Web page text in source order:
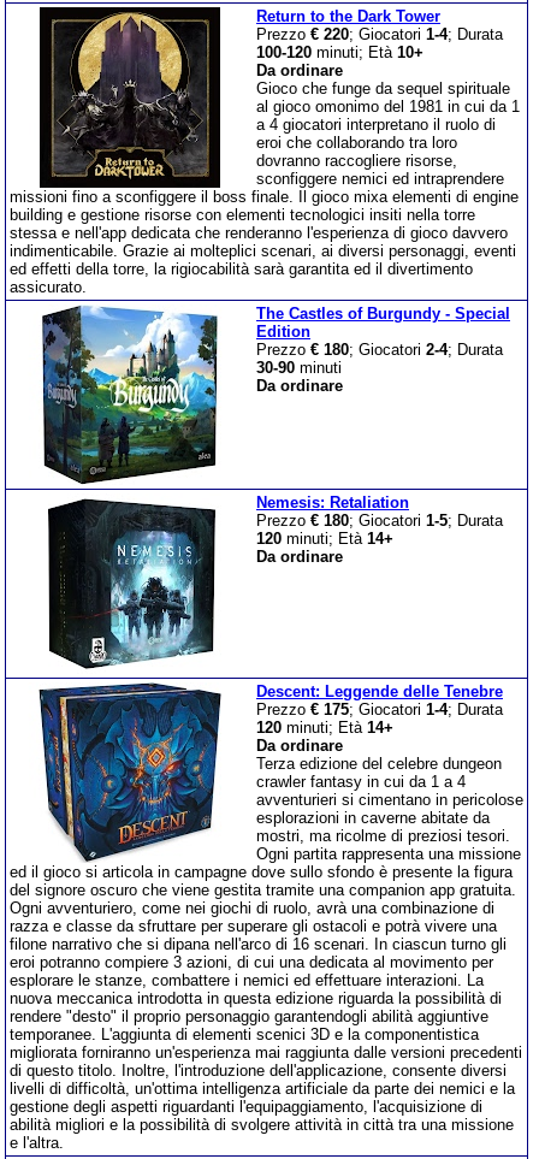
Return to the Dark Tower
Prezzo € 220; Giocatori 1-4; Durata
100-120 minuti; Età 10+
Da ordinare
Gioco che funge da sequel spirituale
al gioco omonimo del 1981 in cui da 1
a 4 giocatori interpretano il ruolo di
eroi che collaborando tra loro
dovranno raccogliere risorse,
sconfiggere nemici ed intraprendere
missioni fino a sconfiggere il boss finale. Il gioco mixa elementi di engine
building e gestione risorse con elementi tecnologici insiti nella torre
stessa e nell'app dedicata che renderanno l'esperienza di gioco davvero
indimenticabile. Grazie ai molteplici scenari, ai diversi personaggi, eventi
ed effetti della torre, la rigiocabilità sarà garantita ed il divertimento
assicurato.
The Castles of Burgundy - Special
Edition
Prezzo € 180; Giocatori 2-4; Durata
30-90 minuti
Da ordinare
Nemesis: Retaliation
Prezzo € 180; Giocatori 1-5; Durata
120 minuti; Età 14+
Da ordinare
Descent: Leggende delle Tenebre
Prezzo € 175; Giocatori 1-4; Durata
120 minuti; Età 14+
Da ordinare
Terza edizione del celebre dungeon
crawler fantasy in cui da 1 a 4
avventurieri si cimentano in pericolose
esplorazioni in caverne abitate da
mostri, ma ricolme di preziosi tesori.
Ogni partita rappresenta una missione
ed il gioco si articola in campagne dove sullo sfondo è presente la figura
del signore oscuro che viene gestita tramite una companion app gratuita.
Ogni avventuriero, come nei giochi di ruolo, avrà una combinazione di
razza e classe da sfruttare per superare gli ostacoli e potrà vivere una
filone narrativo che si dipana nell'arco di 16 scenari. In ciascun turno gli
eroi potranno compiere 3 azioni, di cui una dedicata al movimento per
esplorare le stanze, combattere i nemici ed effettuare interazioni. La
nuova meccanica introdotta in questa edizione riguarda la possibilità di
rendere "desto" il proprio personaggio garantendogli abilità aggiuntive
temporanee. L'aggiunta di elementi scenici 3D e la componentistica
migliorata forniranno un'esperienza mai raggiunta dalle versioni precedenti
di questo titolo. Inoltre, l'introduzione dell'applicazione, consente diversi
livelli di difficoltà, un'ottima intelligenza artificiale da parte dei nemici e la
gestione degli aspetti riguardanti l'equipaggiamento, l'acquisizione di
abilità migliori e la possibilità di svolgere attività in città tra una missione
e l'altra.